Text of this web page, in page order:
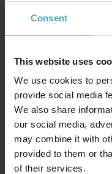
Consent
This website uses
We use cookies to
provide social media
We also share
our social media,
may combine it with
provided to them or
of their services.
STAR TRADING
387 kr
Rek. 629 kr